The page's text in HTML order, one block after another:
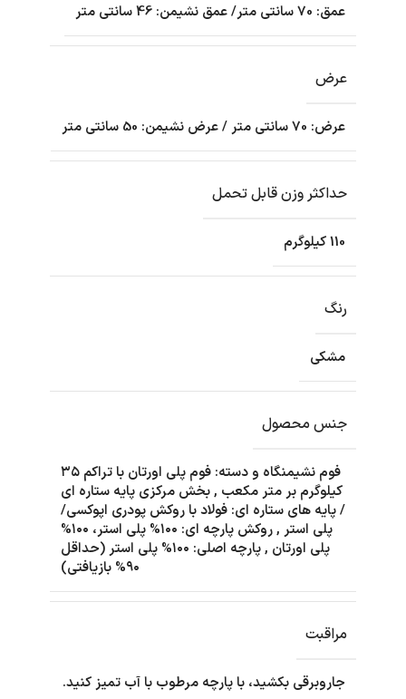
عمق: 70 سانتی متر/ عمق نشیمن: 46 سانتی متر
عرض
عرض: 70 سانتی متر / عرض نشیمن: 50 سانتی متر
حداکثر وزن قابل تحمل
110 کیلوگرم
رنگ
مشکی
جنس محصول
فوم نشیمنگاه و دسته: فوم پلی اورتان با تراکم ۳۵
کیلوگرم بر متر مکعب ,بخش مرکزی پایه ستاره ای
/ پایه های ستاره ای: فولاد با روکش پودری اپوکسی/
پلی استر ,
روکش پارچه ای: ۱۰۰% پلی استر، ۱۰۰%
پلی اورتان ,
پارچه اصلی: ۱۰۰% پلی استر (حداقل
۹۰% بازیافتی)
مراقبت
جاروبرقی بکشید، با پارچه مرطوب با آب تمیز کنید.